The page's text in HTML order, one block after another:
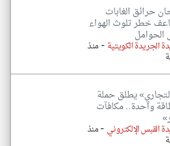
حرائق الغابات
خطر تلوث الهواء
الحوامل
الجريدة الكويتية -منذ
يطلق حملة
واحدة.. مكافآت
القبس الإلكتروني -منذ